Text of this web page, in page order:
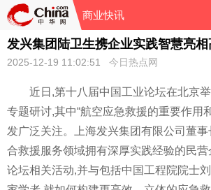
商业快讯
发兴集团陆卫生携企业实践智慧亮
2025-12-19 11:02:51 今日热点网
近日,第十八届中国工业论坛在北京
专题研讨,其中“航空应急救援的重要作用
发广泛关注。上海发兴集团有限公司董
合救援服务领域拥有深厚实践经验的民
论坛相关活动,并与包括中国工程院院士